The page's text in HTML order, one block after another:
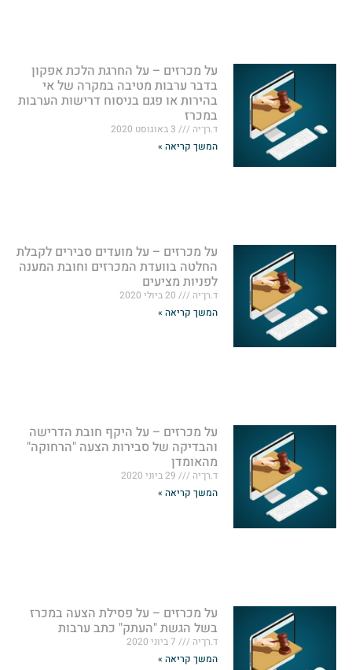
על מכרזים – על החרגת הלכת אפקון
בדבר ערבות מטיבה במקרה של אי
בהירות או פגם בניסוח דרישות הערבות
במכרז
ד.רן־יה
3 באוגוסט 2020
המשך קריאה »
על מכרזים – על מועדים סבירים לקבלת
החלטה בוועדת המכרזים וחובת המענה
לפניות מציעים
ד.רן־יה
20 ביולי 2020
המשך קריאה »
על מכרזים – על היקף חובת הדרישה
והבדיקה של סבירות הצעה "הרחוקה"
מהאומדן
ד.רן־יה
29 ביוני 2020
המשך קריאה »
על מכרזים – על פסילת הצעה במכרז
בשל הגשת "העתק" כתב ערבות
ד.רן־יה
7 ביוני 2020
המשך קריאה »